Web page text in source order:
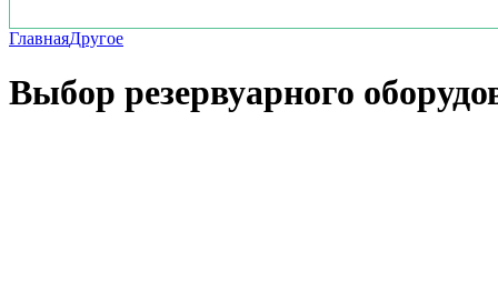
ГлавнаяДругое
Выбор резервуарного